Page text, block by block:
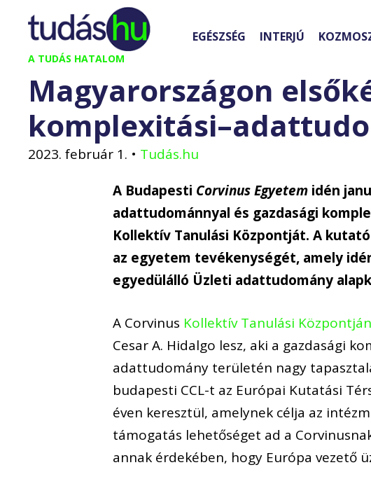
Kilépés
tartalomba
A TUDÁS HATALOM
EGÉSZSÉG INTERJÚ
Magyarországon
2023. február 1. • Tudás.hu
A Budapesti Corvinus Egyetem idén
adattudománnyal és gazdasági
Kollektív Tanulási Központját. A
az egyetem tevékenységét, amely
egyedülálló Üzleti adattudomány
A Corvinus Kollektív Tanulási
Cesar A. Hidalgo lesz, aki a gazdasági
adattudomány területén nagy
budapesti CCL-t az Európai Kutatási
éven keresztül, amelynek célja az
támogatás lehetőséget ad a
annak érdekében, hogy Európa vezető